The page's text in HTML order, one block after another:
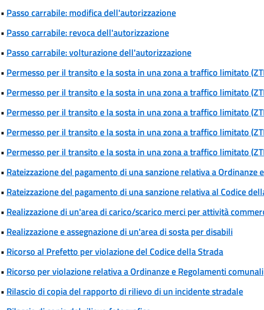
• Passo carrabile: modifica dell'autorizzazione
• Passo carrabile: revoca dell'autorizzazione
• Passo carrabile: volturazione dell'autorizzazione
• Permesso per il transito e la sosta in una zona a traffico limitato
• Permesso per il transito e la sosta in una zona a traffico limitato
• Permesso per il transito e la sosta in una zona a traffico limitato
• Permesso per il transito e la sosta in una zona a traffico limitato
• Permesso per il transito e la sosta in una zona a traffico limitato
• Rateizzazione del pagamento di una sanzione relativa a Ordinanze
• Rateizzazione del pagamento di una sanzione relativa al Codice
• Realizzazione di un'area di carico/scarico merci per attività
• Realizzazione e assegnazione di un'area di sosta per disabili
• Ricorso al Prefetto per violazione del Codice della Strada
• Ricorso per violazione relativa a Ordinanze e Regolamenti comunali
• Rilascio di copia del rapporto di rilievo di un incidente stradale